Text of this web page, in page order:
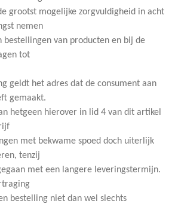
grootst mogelijke zorgvuldigheid in acht
nemen
bestellingen van producten en bij de
tot
geldt het adres dat de consument aan
gemaakt.
hetgeen hierover in lid 4 van dit artikel
met bekwame spoed doch uiterlijk
tenzij
met een langere leveringstermijn.
bestelling niet dan wel slechts